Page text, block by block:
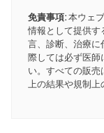
免責事項:本ウェ
情報として提供す
言、診断、治療に
際しては必ず医師
い。すべての販
上の結果や規制上